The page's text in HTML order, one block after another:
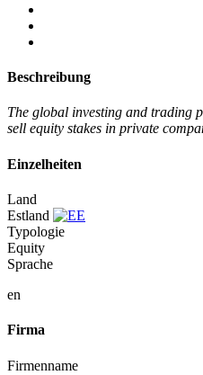
Beschreibung
The global investing and trading
sell equity stakes in private
Einzelheiten
Land
Estland
Typologie
Equity
Sprache
en
Firma
Firmenname